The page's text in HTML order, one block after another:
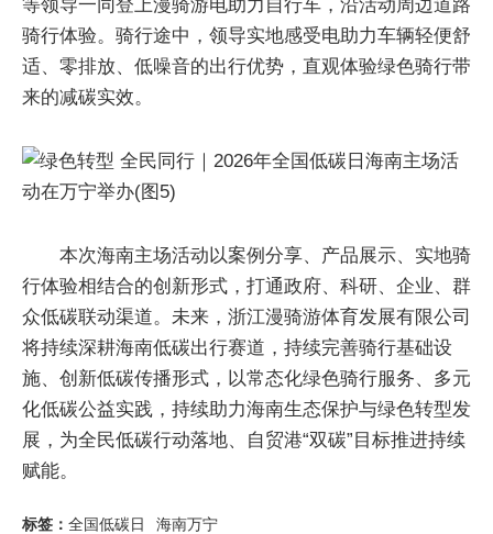
等领导一同登上漫骑游电助力自行车，沿活动周边道路
骑行体验。骑行途中，领导实地感受电助力车辆轻便舒
适、零排放、低噪音的出行优势，直观体验绿色骑行带
来的减碳实效。
本次海南主场活动以案例分享、产品展示、实地骑
行体验相结合的创新形式，打通政府、科研、企业、群
众低碳联动渠道。未来，浙江漫骑游体育发展有限公司
将持续深耕海南低碳出行赛道，持续完善骑行基础设
施、创新低碳传播形式，以常态化绿色骑行服务、多元
化低碳公益实践，持续助力海南生态保护与绿色转型发
展，为全民低碳行动落地、自贸港“双碳”目标推进持续
赋能。
标签： 全国低碳日 海南万宁